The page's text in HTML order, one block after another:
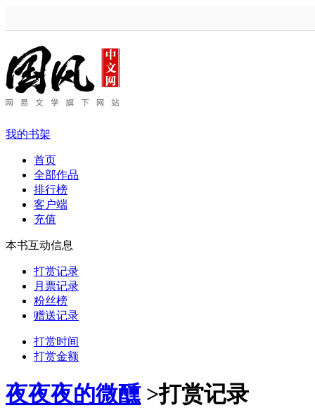
我的书架
首页
全部作品
排行榜
客户端
充值
本书互动信息
打赏记录
月票记录
粉丝榜
赠送记录
打赏时间
打赏金额
夜夜夜的微醺 >打赏记录